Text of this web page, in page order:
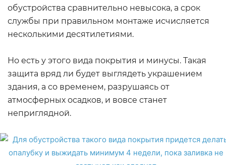
обустройства сравнительно невысока, а срок
службы при правильном монтаже исчисляется
несколькими десятилетиями.
Но есть у этого вида покрытия и минусы. Такая
защита вряд ли будет выглядеть украшением
здания, а со временем, разрушаясь от
атмосферных осадков, и вовсе станет
неприглядной.